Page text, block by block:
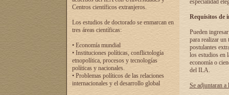
Centros científicos extranjeros.
Los estudios de doctorado se enmarcan en
tres áreas científicas:
• Economía mundial
• Instituciones políticas, conflictología
etnopolítica, procesos y tecnologías
políticas y nacionales.
• Problemas políticos de las relaciones
internacionales y el desarrollo global
especialidad
Requisitos de
Pueden
para realizar un
postulantes
los estudios en
economía o
del ILA.
Se adjuntaran a